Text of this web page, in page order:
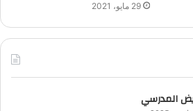
29 مايو، 2021
المدرسي